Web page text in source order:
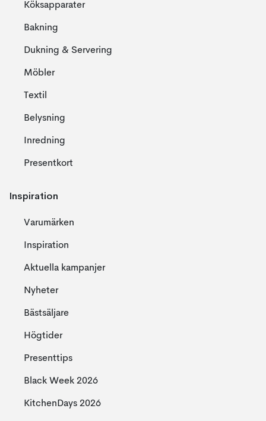
Köksapparater
Bakning
Dukning & Servering
Möbler
Textil
Belysning
Inredning
Presentkort
Inspiration
Varumärken
Inspiration
Aktuella kampanjer
Nyheter
Bästsäljare
Högtider
Presenttips
Black Week 2026
KitchenDays 2026